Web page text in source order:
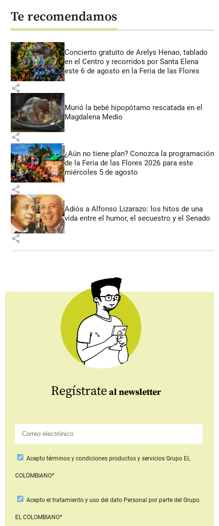
Te recomendamos
Concierto gratuito de Arelys Henao, tablado
en el Centro y recorridos por Santa Elena
este 6 de agosto en la Feria de las Flores
share
Murió la bebé hipopótamo rescatada en el
Magdalena Medio
share
¿Aún no tiene plan? Conozca la programación
de la Feria de las Flores 2026 para este
miércoles 5 de agosto
share
Adiós a Alfonso Lizarazo: los hitos de una
vida entre el humor, el secuestro y el Senado
share
Regístrate al newsletter
Aceptotérminos y condiciones productos y serviciosGrupo EL
COLOMBIANO*
Acepto el tratamiento y uso del dato Personal por parte del Grupo
EL COLOMBIANO*